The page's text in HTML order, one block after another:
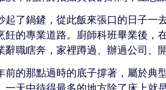
了鍋鏟，從此飯來張口的日子一
飪的專業道路。廚師科班畢業後，
職瞎奔，家裡蹲過、辦過公司、開
的那點過時的底子撐著，屬於典